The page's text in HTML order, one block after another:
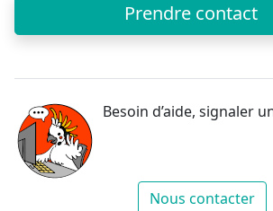
Prendre contact
Besoin d’aide, signaler
Nous contacter